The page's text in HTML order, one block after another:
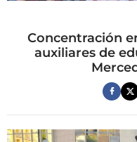
Concentración
auxiliares de